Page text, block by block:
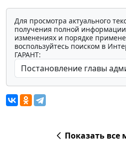
Для просмотра актуального
получения полной информации
изменениях и порядке
воспользуйтесь поиском в
ГАРАНТ:
Показать все